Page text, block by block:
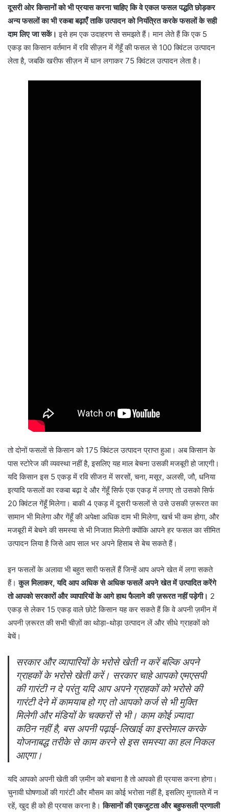
दूसरी ओर किसानों को भी प्रयास करना चाहिए कि वे एकल फसल पद्धति छोड़कर
अन्य फसलों का भी रकबा बढ़ाएँ ताकि उत्पादन को नियंत्रित करके फसलों के सही
दाम लिए जा सकें।इसे हम एक उदाहरण से समझते हैं। मान लेते हैं कि एक 5
एकड़ का किसान वर्तमान में रवि सीज़न में गेंहूँ की फसल से 100 क्विंटल उत्पादन
लेता है, जबकि खरीफ सीज़न में धान लगाकर 75 क्विंटल उत्पादन लेता है।
तो दोनों फसलों से किसान को 175 क्विंटल उत्पादन प्राप्त हुआ। अब किसान के
पास स्टोरेज की व्यवस्था नहीं है, इसलिए यह माल बेचना उसकी मजबूरी हो जाएगी।
यदि किसान इस 5 एकड़ में रवि सीजऩ में सरसों, चना, मसूर, अलसी, जौ, धनिया
इत्यादि फसलों का रकबा बढ़ा दे और गेंहूँ सिर्फ एक एकड़ में लगाए तो उसको सिर्फ
20 क्विंटल गेंहूँ मिलेगा। बाकी 4 एकड़ में दूसरी फसलों से उसे उसकी ज़रूरत का
सामान भी मिलेगा और गेंहूँ की अपेक्षा अधिक दाम भी मिलेगा, खर्च भी कम होगा, और
मजबूरी में बेचने की समस्या से भी निजात मिलेगी क्योंकि आपने हर फसल का सीमित
उत्पादन लिया है जिसे आप साल भर अपने हिसाब से बेच सकते हैं।
इन फसलों के अलावा भी बहुत सारी फसलें हैं जिन्हें आप अपने खेत में लगा सकते
हैं।कुल मिलाकर, यदि आप अधिक से अधिक फसलें अपने खेत में उत्पादित करेंगे
तो आपको सरकारों और व्यापारियों के आगे हाथ फैलाने की ज़रूरत नहीं पड़ेगी। 2
एकड़ से लेकर 15 एकड़ वाले छोटे किसान यह कर सकते हैं कि वे अपनी ज़मीन में
अपनी ज़रूरत की सभी चीज़ों का थोड़ा-थोड़ा उत्पादन लें और सीधे ग्राहकों को
बेचें।
सरकार और व्यापारियों के भरोसे खेती न करें बल्कि अपने
ग्राहकों के भरोसे खेती करें। सरकार चाहे आपको एमएसपी
की गारंटी न दे परंतु यदि आप अपने ग्राहकों को भरोसे की
गारंटी देने में कामयाब हो गए तो आपको कर्ज से भी मुक्ति
मिलेगी और मंडियों के चक्करों से भी। काम कोई ज़्यादा
कठिन नहीं है, बस अपनी पढ़ाई-लिखाई का इस्तेमाल करके
योजनाबद्ध तरीके से काम करने से इस समस्या का हल निकल
आएगा।
यदि आपको अपनी खेती की ज़मीन को बचाना है तो आपको ही प्रयास करना होगा।
चुनावी घोषणाओं की गारंटी और मौसम का कोई भरोसा नहीं है, इसलिए मुगालते में न
रहें, खुद ही को ही प्रयास करना है।किसानों की एकजुटता और बहुफसली प्रणाली